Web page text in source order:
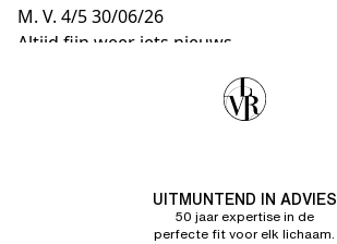
M. V. 4/530/06/26
Altijd fijn weer iets nieuws
UITMUNTEND IN ADVIES
50 jaar expertise in de
perfecte fit voor elk lichaam.